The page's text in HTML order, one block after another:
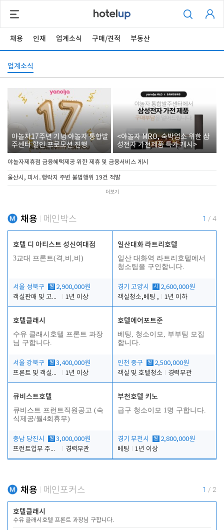
채용 인재 업계소식 구매/견적 부동산
업계소식
야놀자17주년 기념 야놀자 통합발
주센터 할인 프로모션 진행
<야놀자 MRO, 숙박업소 위한 삼
성전자 가전제품 특가 개시>
야놀자제휴점 금융혜택제공 위한 제휴 및 금융서비스 게시
울산시, 피서․행락지 주변 불법행위 19건 적발
더보기
채용 메인박스 1 / 4
호텔 디 아티스트 성신여대점
3교대 프론트(격,비,비)
서울 성북구 월 2,900,000원
객실판매 및 고객응대
1년 이상
일산대화 라트리호텔
일산 대화역 라트리호텔에서
청소팀을 구인합니다.
경기 고양시 시
2,600,000원
객실청소,베팅 ,
1년 이하
호텔클래시
수유 클래시호텔 프론트 과장
님 구합니다.
서울 강북구 월 3,400,000원
프론트 및 객실관리
1년 이상
호텔에어포트준
베팅, 청소이모, 부부팀 모집
합니다.
인천 중구 월 2,500,000원
객실 및 호텔청소
경력무관
큐비스트호텔
큐비스트 프런트직원공고 (숙
식제공/월4회휴무)
충남 당진시 월 3,000,000원
프런트업무 주간, 야간
경력무관
부천호텔 키노
급구 청소이모 1명 구합니다.
경기 부천시 월 2,800,000원
베팅
1년 이상
채용 메인포커스 1 / 2
호텔클래시
수유 클래시호텔 프론트 과장님 구합니다.